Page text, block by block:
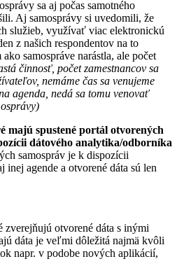
sa aj počas samotného
Aj samosprávy si uvedomili, že
služieb, využívať viac elektronickú
z našich respondentov na to
samospráve narástla, ale počet
činnosť, počet zamestnancov sa
nemáme čas sa venujeme
agenda, nedá sa tomu venovať
majú spustené portál otvorených
dátového analytika/odborníka
samospráv je k dispozícii
agende a otvorené dáta sú len
zverejňujú otvorené dáta s inými
dáta je veľmi dôležitá najmä kvôli
napr. v podobe nových aplikácií,